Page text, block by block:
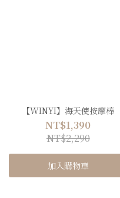
【WINYI】海天使按摩棒
NT$1,390
NT$2,290
加入購物車